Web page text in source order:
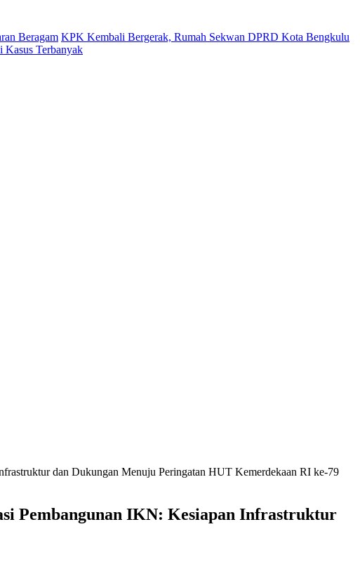
Beragam KPK Kembali Bergerak, Rumah Sekwan DPRD Kota Bengkulu
Kasus Terbanyak
dan Dukungan Menuju Peringatan HUT Kemerdekaan RI ke-79
Pembangunan IKN: Kesiapan Infrastruktur